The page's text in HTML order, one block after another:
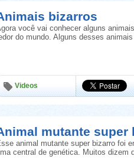
bizarros
você vai conhecer alguns
do mundo. Alguns desses
Videos
mutante
animal mutante super bizarro foi
central de genética. Muitos dizem